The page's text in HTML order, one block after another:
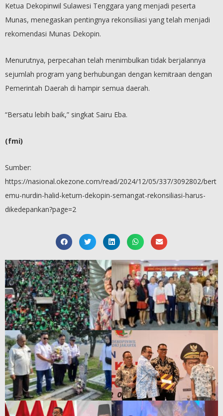
Ketua Dekopinwil Sulawesi Tenggara yang menjadi peserta
Munas, menegaskan pentingnya rekonsiliasi yang telah menjadi
rekomendasi Munas Dekopin.
Menurutnya, perpecahan telah menimbulkan tidak berjalannya
sejumlah program yang berhubungan dengan kemitraan dengan
Pemerintah Daerah di hampir semua daerah.
“Bersatu lebih baik,” singkat Sairu Eba.
(fmi)
Sumber:
https://nasional.okezone.com/read/2024/12/05/337/3092802/bert
emu-nurdin-halid-ketum-dekopin-semangat-rekonsiliasi-harus-
dikedepankan?page=2